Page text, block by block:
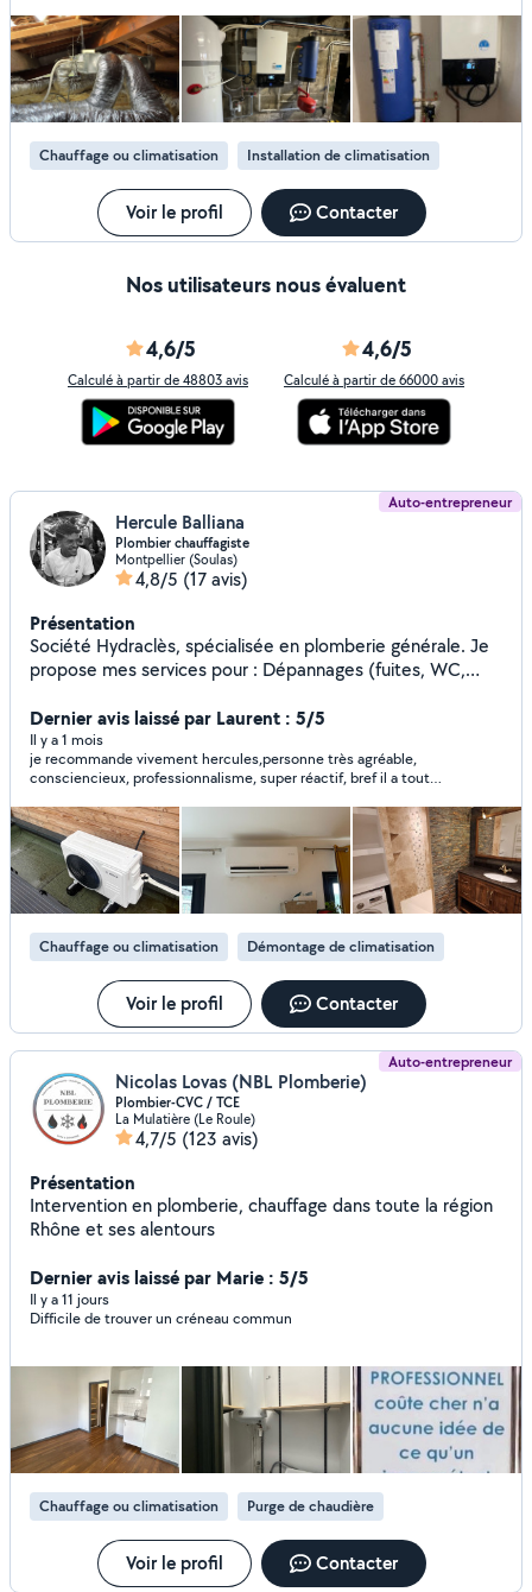
œuvre Mes domaines de prédilection sont : Plomberie
Climatisation Chauffage Salle de bain Carrelage Je suis
également RGE pour les aides énergétiques Qualigaz.
Qualipac
Chauffage ou climatisation Installation de climatisation
Voir le profil Contacter
Nos utilisateurs nous évaluent
4,6/5
Calculé à partir de 48803 avis
4,6/5
Calculé à partir de 66000 avis
Auto-entrepreneur
Hercule Balliana
Plombier chauffagiste
Montpellier (Soulas)
4,8/5 (17 avis)
Présentation
Société Hydraclès, spécialisée en plomberie générale. Je
propose mes services pour : Dépannages (fuites, WC,
de bain Entretien et détartrage Pose de chauffe-eau et
filtres anti-calcaire Travail soigné, rapide et professionnel.
Disponible en urgence ou sur rendez-vous. N'hésitez pas à
me contacter pour un devis gratuit ou un conseil ! À
bientôt, Hercule Hydraclès
Dernier avis laissé par Laurent : 5/5
Il y a 1 mois
je recommande vivement hercules,personne très agréable,
consciencieux, professionnalisme, super réactif, bref il a toute
Chauffage ou climatisation Démontage de climatisation
Voir le profil Contacter
Auto-entrepreneur
Nicolas Lovas (NBL Plomberie)
Plombier-CVC / TCE
La Mulatière (Le Roule)
4,7/5 (123 avis)
Présentation
Intervention en plomberie, chauffage dans toute la région
Rhône et ses alentours
Dernier avis laissé par Marie : 5/5
Il y a 11 jours
Difficile de trouver un créneau commun
Chauffage ou climatisation Purge de chaudière
Voir le profil Contacter